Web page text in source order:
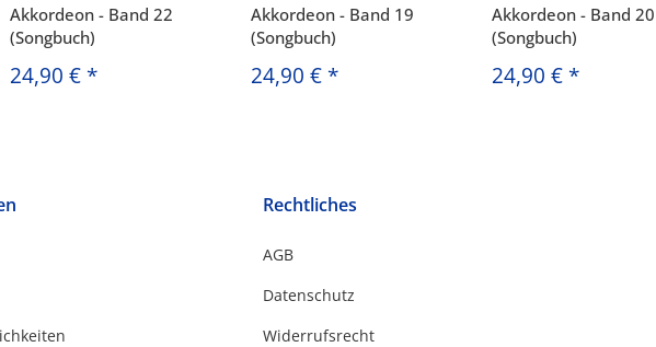
Akkordeon - Band 22
(Songbuch)
24,90 € *
Akkordeon - Band 19
(Songbuch)
24,90 € *
Akkordeon - Band 20
(Songbuch)
24,90 € *
Rechtliches
AGB
Datenschutz
Widerrufsrecht